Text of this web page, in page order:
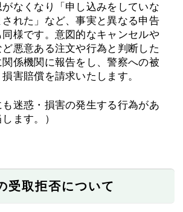
なくなり「申し込みをしていな
れた」など、事実と異なる申告
様です。意図的なキャンセルや
悪意ある注文や行為と判断した
係機関に報告をし、警察への被
害賠償を請求いたします。
迷惑・損害の発生する行為があ
ます。）
受取拒否について